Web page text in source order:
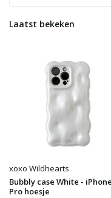
Laatst bekeken
xoxo Wildhearts
Bubbly case White -
Pro hoesje